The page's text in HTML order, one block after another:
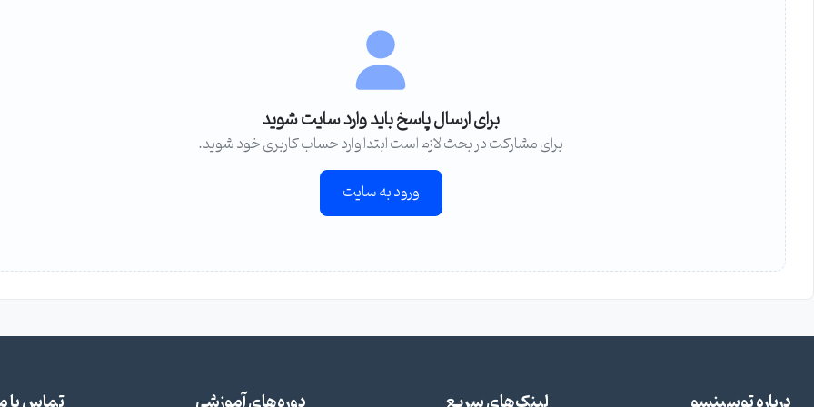
برای ارسال پاسخ باید وارد سایت شوید
برای مشارکت در بحث لازم است ابتدا وارد حساب کاربری خود شوید.
ورود به سایت